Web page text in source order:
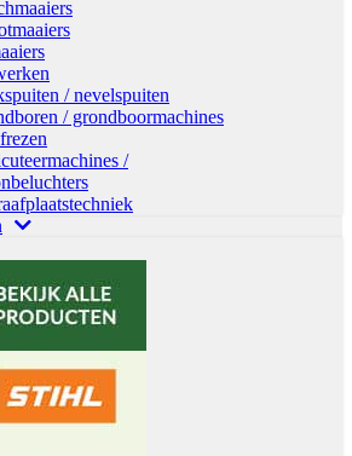
/ nevelspuiten
/ grondboormachines
/